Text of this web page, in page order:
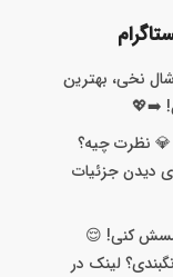
نخی، بهترین
➡️💖
نظرت چیه؟
دیدن جزئیات
کنی! 😌
لینک در